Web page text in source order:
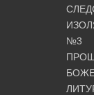
№3